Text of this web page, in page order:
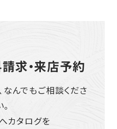
求・来店予約
なんでもご相談くださ
カタログを